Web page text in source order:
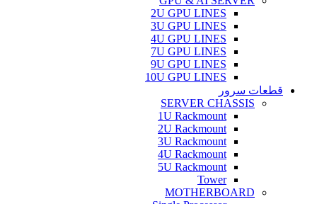
2U GPU LINES
3U GPU LINES
4U GPU LINES
7U GPU LINES
9U GPU LINES
10U GPU LINES
قطعات سرور
SERVER CHASSIS
1U Rackmount
2U Rackmount
3U Rackmount
4U Rackmount
5U Rackmount
Tower
MOTHERBOARD